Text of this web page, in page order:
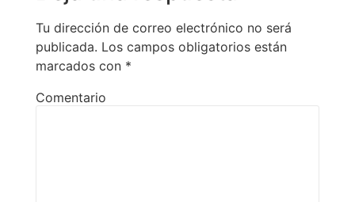
Tu dirección de correo electrónico no será
publicada. Los campos obligatorios están
marcados con *
Comentario